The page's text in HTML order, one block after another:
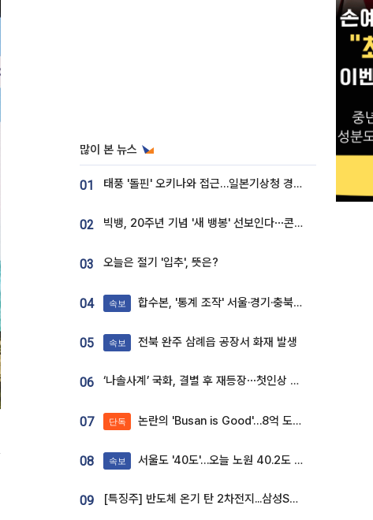
많이 본 뉴스
01 태풍 '돌핀' 오키나와 접근…일본기상청 경로 업데이트
02 빅뱅, 20주년 기념 '새 뱅봉' 선보인다⋯콘서트 앞두고 팝업 개최
03 오늘은 절기 '입추', 뜻은?
04 속보 합수본, '통계 조작' 서울·경기·충북 선관위 등 추가 압수수색
05 속보 전북 완주 삼례읍 공장서 화재 발생
06 ‘나솔사계’ 국화, 결별 후 재등장⋯첫인상 투표 휩쓸고 ‘인기녀’ 등극
07 단독 논란의 'Busan is Good'…8억 도시브랜드, 용산 대통령실 CI 업체가 수행
08 속보 서울도 '40도'…오늘 노원 40.2도 기록
09 [특징주] 반도체 온기 탄 2차전지...삼성SDI, 장 초반 7% 넘게 껑충